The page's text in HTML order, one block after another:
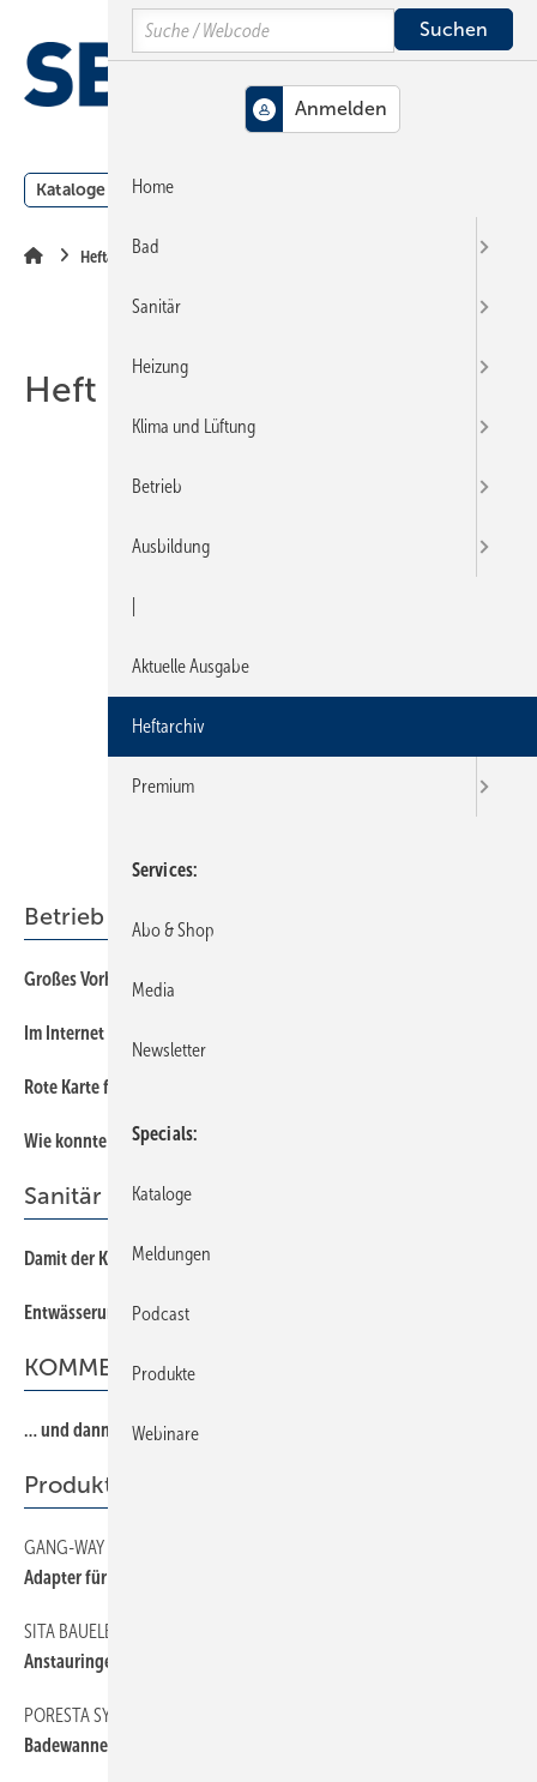
Hauptinhalt
Hauptmenü
SiteSearch
Kataloge Meldungen
Heftarchiv
Heft 04-2020
Betrieb + Organisation
Großes Vorhaben
Im Internet neue Kunden und Mitarbeiter gewinnen
Rote Karte für unsichere Kunden
Wie konnte ich nur???
Sanitär
Damit der Keller nicht baden geht
Entwässerung von Flachdächern
KOMMENTAR
… und dann kam Corona
Produkte
GANG-WAY
Adapter für bodengleiche Duschen
SITA BAUELEMENTE
Anstauringe für die Notentwässerung
PORESTA SYSTEMS
Badewannenträger zum Stecken
Search
Home
Bad
Sanitär
Heizung
Klima und Lüftung
Betrieb
Ausbildung
Aktuelle Ausgabe
Heftarchiv
Premium
Services
Abo & Shop
Media
Newsletter
Specials
Kataloge
Meldungen
Podcast
Produkte
Webinare